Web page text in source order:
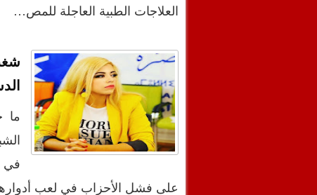
العلاجات الطبية العاجلة للمص…
ما
في
على فشل الأحزاب في لعب